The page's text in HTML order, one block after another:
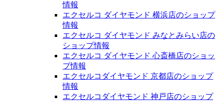
情報
エクセルコ ダイヤモンド 横浜店のショップ
情報
エクセルコ ダイヤモンド みなとみらい店の
ショップ情報
エクセルコ ダイヤモンド 心斎橋店のショッ
プ情報
エクセルコダイヤモンド 京都店のショップ
情報
エクセルコダイヤモンド 神戸店のショップ